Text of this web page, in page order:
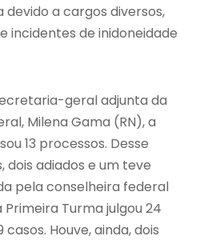
a cargos diversos,
incidentes de inidoneidade
geral adjunta da
Milena Gama (RN), a
13 processos. Desse
dois adiados e um teve
pela conselheira federal
Turma julgou 24
Houve, ainda, dois